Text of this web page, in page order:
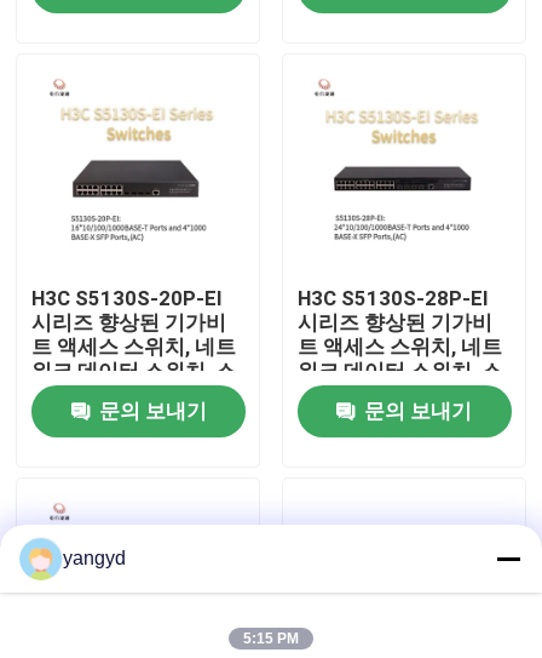
우리 에 관한 것
공장 견학
저희와 연락
뉴스
VR Show
H3C S5130S-20P-EI
시리즈 향상된 기가비
트 액세스 스위치, 네트
워크 데이터 스위치, 스
마트 네트워크 스위치
문의 보내기
H3C S5130S-28P-EI
시리즈 향상된 기가비
트 액세스 스위치, 네트
워크 데이터 스위치, 스
마트 네트워크 스위치
문의 보내기
yangyd
5:15 PM